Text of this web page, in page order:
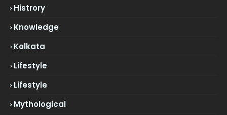
Histrory
Knowledge
Kolkata
Lifestyle
Lifestyle
Mythological